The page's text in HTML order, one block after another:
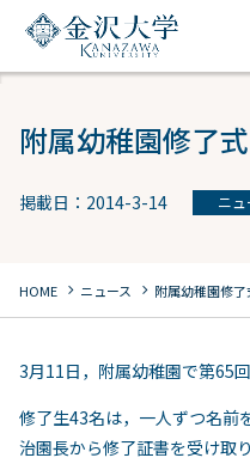
附属幼稚園修了
掲載日：2014-3-14 ニュ
HOME chevron_right ニュース chevron_right 附属幼稚園修
3月11日，附属幼稚園で第65
修了生43名は，一人ずつ名前
治園長から修了証書を受け取